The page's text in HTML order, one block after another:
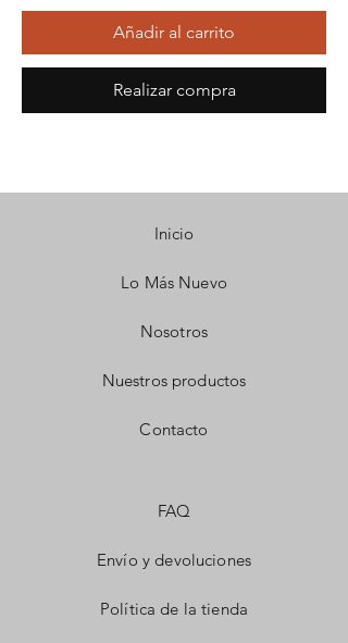
Añadir al carrito
Realizar compra
Inicio
Lo Más Nuevo
Nosotros
Nuestros productos
Contacto
FAQ
Envío y devoluciones
Política de la tienda